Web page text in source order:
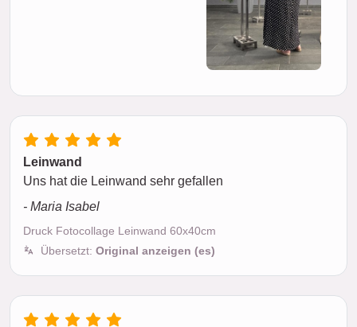
Leinwand
Uns hat die Leinwand sehr gefallen
- Maria Isabel
Druck Fotocollage Leinwand 60x40cm
Übersetzt: Original anzeigen (es)